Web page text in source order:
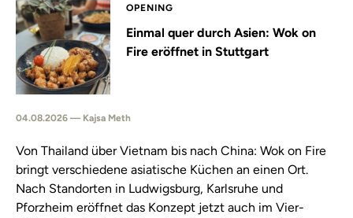
OPENING
Einmal quer durch Asien: Wok on
Fire eröffnet in Stuttgart
04.08.2026 — Kajsa Meth
Von Thailand über Vietnam bis nach China: Wok on Fire
bringt verschiedene asiatische Küchen an einen Ort.
Nach Standorten in Ludwigsburg, Karlsruhe und
Pforzheim eröffnet das Konzept jetzt auch im Vier-